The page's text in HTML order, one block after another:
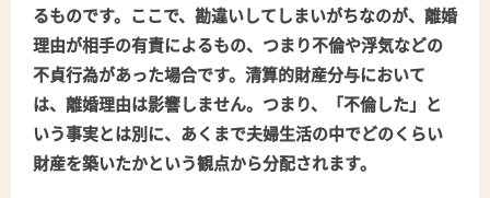
るものです。ここで、勘違いしてしまいがちなのが、離婚
理由が相手の有責によるもの、つまり不倫や浮気などの
不貞行為があった場合です。清算的財産分与において
は、離婚理由は影響しません。つまり、「不倫した」と
いう事実とは別に、あくまで夫婦生活の中でどのくらい
財産を築いたかという観点から分配されます。